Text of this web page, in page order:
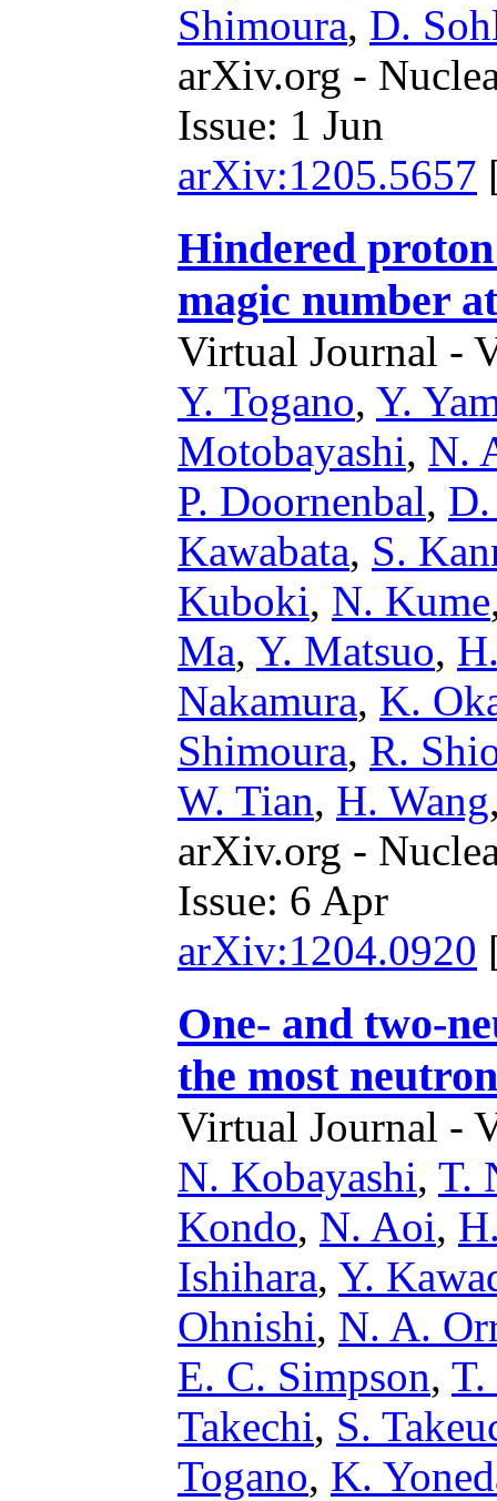
Shimoura, D.
arXiv.org -
Issue: 1 Jun
arXiv:1205.5657
Hindered
magic number
Virtual Journal -
Y. Togano, Y.
Motobayashi, N.
P. Doornenbal,
Kawabata, S.
Kuboki, N. Kume
Ma, Y. Matsuo,
Nakamura, K.
Shimoura, R.
W. Tian, H. Wang
arXiv.org -
Issue: 6 Apr
arXiv:1204.0920
One- and two-
the most
Virtual Journal -
N. Kobayashi, T.
Kondo, N. Aoi,
Ishihara, Y.
Ohnishi, N. A.
E. C. Simpson, T.
Takechi, S.
Togano, K.